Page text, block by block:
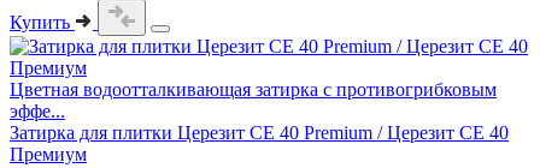
Купить
Цветная водоотталкивающая затирка с противогрибковым
эффе...
Затирка для плитки Церезит СЕ 40 Premium / Церезит СЕ 40
Премиум